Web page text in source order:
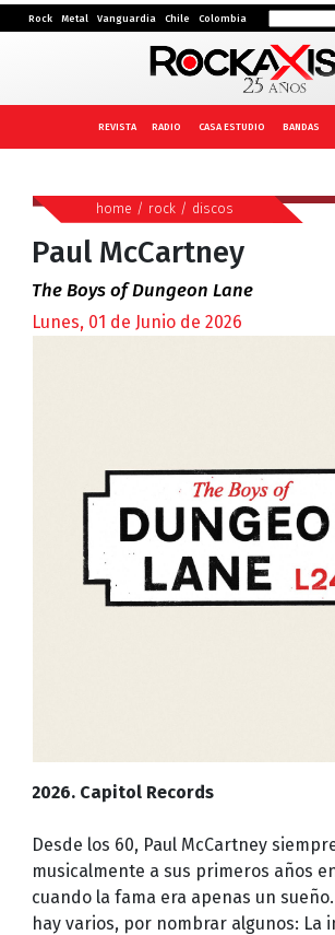
Rock Metal Vanguardia Chile Colombia
REVISTA RADIO CASA ESTUDIO BANDAS
home / rock/ discos
Paul McCartney
The Boys of Dungeon Lane
Lunes, 01 de Junio de 2026
2026. Capitol Records
Desde los 60, Paul McCartney
musicalmente a sus primeros años
cuando la fama era apenas un
hay varios, por nombrar algunos: La